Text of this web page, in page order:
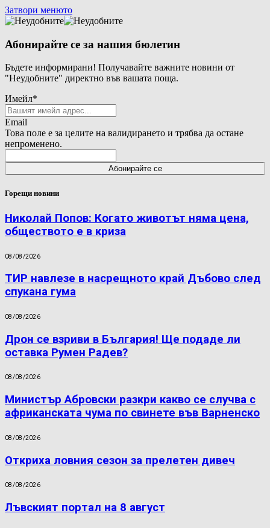
Затвори менюто
Абонирайте се за нашия бюлетин
Бъдете информирани! Получавайте важните новини от
"Неудобните" директно във вашата поща.
Имейл*
Email
Това поле е за целите на валидирането и трябва да остане
непроменено.
Горещи новини
Николай Попов: Когато животът няма цена,
обществото е в криза
08/08/2026
ТИР навлезе в насрещното край Дъбово след
спукана гума
08/08/2026
Дрон се взриви в България! Ще подаде ли
оставка Румен Радев?
08/08/2026
Министър Абровски разкри какво се случва с
африканската чума по свинете във Варненско
08/08/2026
Откриха ловния сезон за прелетен дивеч
08/08/2026
Лъвският портал на 8 август